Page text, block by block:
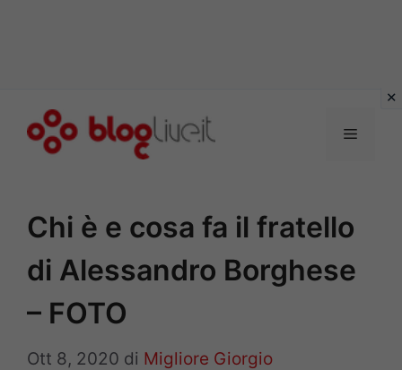
Menu
Chi è e cosa fa il fratello
di Alessandro Borghese
– FOTO
Ott 8, 2020 di Migliore Giorgio